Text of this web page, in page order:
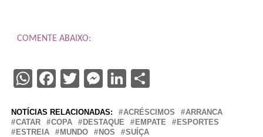
COMENTE ABAIXO:
WhatsApp
Facebook
Twitter
Messenger
LinkedIn
Share
NOTÍCIAS RELACIONADAS: ACRÉSCIMOS
ARRANCA
CATAR
COPA DESTAQUE EMPATE
ESPORTES
ESTREIA
MUNDO NOS SUÍÇA